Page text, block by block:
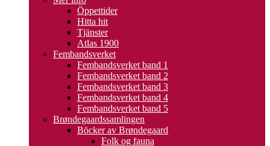
Öppettider
Hitta hit
Tjänster
Atlas 1900
Fembandsverket
Fembandsverket band 1
Fembandsverket band 2
Fembandsverket band 3
Fembandsverket band 4
Fembandsverket band 5
Brøndegaardssamlingen
Böcker av Brøndegaard
Folk og fauna